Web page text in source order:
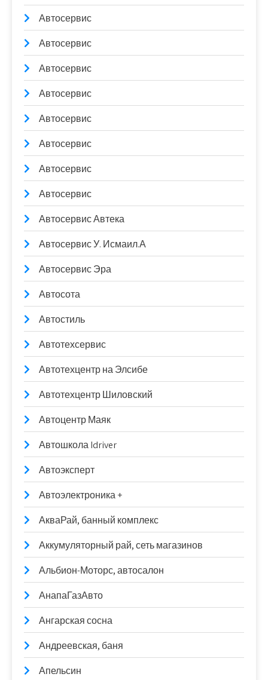
Автосервис
Автосервис
Автосервис
Автосервис
Автосервис
Автосервис
Автосервис
Автосервис
Автосервис Автека
Автосервис У. Исмаил.А
Автосервис Эра
Автосота
Автостиль
Автотехсервис
Автотехцентр на Элсибе
Автотехцентр Шиловский
Автоцентр Маяк
Автошкола Idriver
Автоэксперт
Автоэлектроника +
АкваРай, банный комплекс
Аккумуляторный рай, сеть магазинов
Альбион-Моторс, автосалон
АнапаГазАвто
Ангарская сосна
Андреевская, баня
Апельсин